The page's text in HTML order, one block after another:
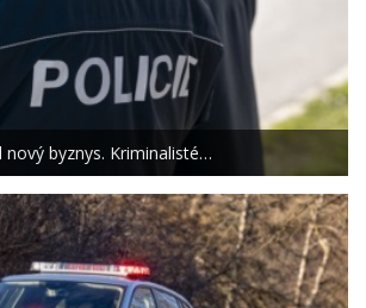
nový byznys. Kriminalisté…